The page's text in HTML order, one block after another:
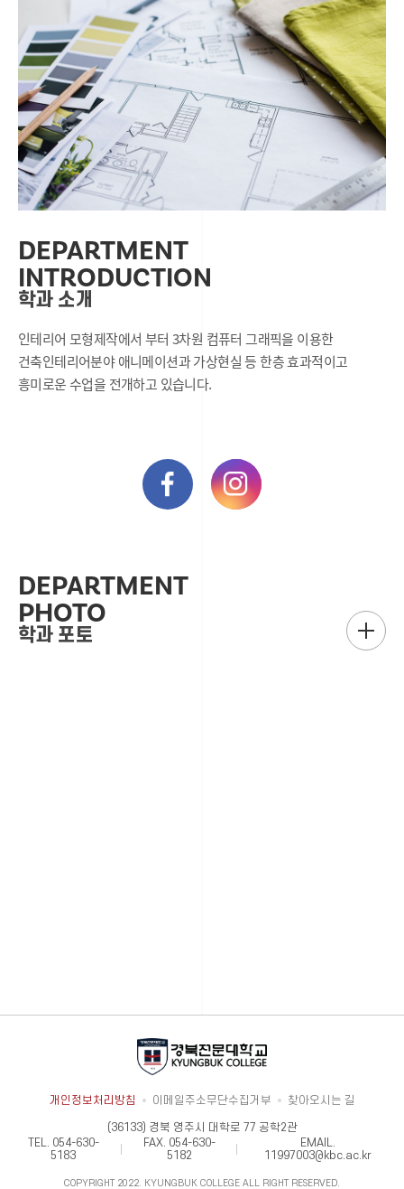
DEPARTMENT
INTRODUCTION
학과 소개
인테리어 모형제작에서 부터 3차원 컴퓨터 그래픽을 이용한
건축인테리어분야 애니메이션과 가상현실 등 한층 효과적이고
흥미로운 수업을 전개하고 있습니다.
DEPARTMENT
PHOTO
학과 포토
개인정보처리방침 이메일주소무단수집거부 찾아오시는 길
(36133) 경북 영주시 대학로 77 공학2관
TEL. 054-630-
5183
FAX. 054-630-
5182
EMAIL.
11997003@kbc.ac.kr
COPYRIGHT 2022. KYUNGBUK COLLEGE ALL RIGHT RESERVED.